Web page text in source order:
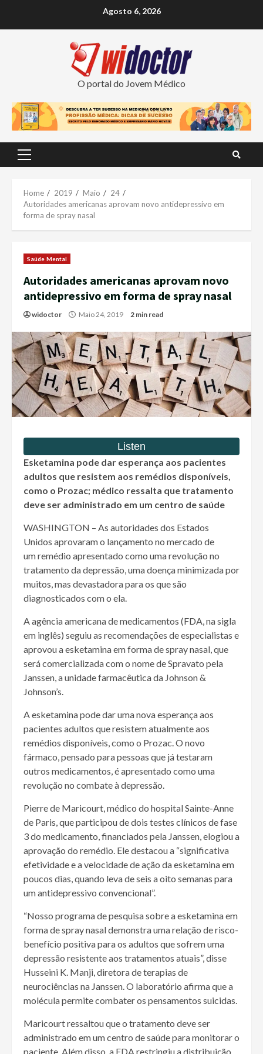
Agosto 6, 2026
O portal do Jovem Médico
Primary
Home 2019 Maio
24
Autoridades americanas aprovam novo antidepressivo em
forma de spray nasal
Saúde Mental
Autoridades americanas aprovam novo
antidepressivo em forma de spray nasal
widoctor Maio 24, 2019 2 min read
Esketamina pode dar esperança aos pacientes
adultos que resistem aos remédios disponíveis,
como o Prozac; médico ressalta que tratamento
deve ser administrado em um centro de saúde
WASHINGTON – As autoridades dos Estados
Unidos aprovaram o lançamento no mercado de
um remédio apresentado como uma revolução no
tratamento da depressão, uma doença minimizada por
muitos, mas devastadora para os que são
diagnosticados com o ela.
A agência americana de medicamentos (FDA, na sigla
em inglês) seguiu as recomendações de especialistas e
aprovou a esketamina em forma de spray nasal, que
será comercializada com o nome de Spravato pela
Janssen, a unidade farmacêutica da Johnson &
Johnson’s.
A esketamina pode dar uma nova esperança aos
pacientes adultos que resistem atualmente aos
remédios disponíveis, como o Prozac. O novo
fármaco, pensado para pessoas que já testaram
outros medicamentos, é apresentado como uma
revolução no combate à depressão.
Pierre de Maricourt, médico do hospital Sainte-Anne
de Paris, que participou de dois testes clínicos de fase
3 do medicamento, financiados pela Janssen, elogiou a
aprovação do remédio. Ele destacou a “significativa
efetividade e a velocidade de ação da esketamina em
poucos dias, quando leva de seis a oito semanas para
um antidepressivo convencional”.
“Nosso programa de pesquisa sobre a esketamina em
forma de spray nasal demonstra uma relação de risco-
benefício positiva para os adultos que sofrem uma
depressão resistente aos tratamentos atuais”, disse
Husseini K. Manji, diretora de terapias de
neurociências na Janssen. O laboratório afirma que a
molécula permite combater os pensamentos suicidas.
Maricourt ressaltou que o tratamento deve ser
administrado em um centro de saúde para monitorar o
paciente. Além disso, a FDA restringiu a distribuição